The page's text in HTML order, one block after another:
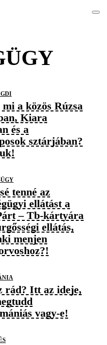
a közös Rúzsa
Kiara
és a
sztárjában?
tenné az
ellátást a
– Tb-kártyára
ellátás,
menjen
rád? Itt az ideje,
vagy-e!